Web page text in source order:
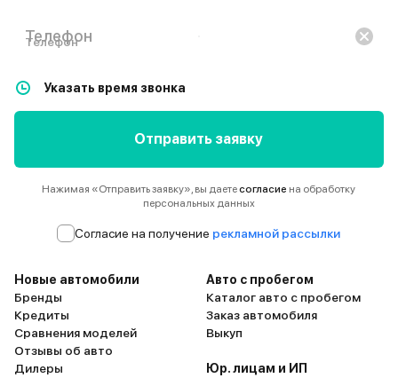
Телефон
Указать время звонка
Отправить заявку
Нажимая «Отправить заявку», вы даетесогласие на обработку
персональных данных
Согласие на получение рекламной рассылки
Новые автомобили
Бренды
Кредиты
Сравнения моделей
Отзывы об авто
Дилеры
Авто с пробегом
Каталог авто с пробегом
Заказ автомобиля
Выкуп
Юр. лицам и ИП